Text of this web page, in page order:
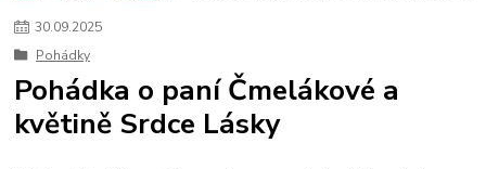
30.09.2025
Pohádky
Pohádka o paní Čmelákové a
květině Srdce Lásky